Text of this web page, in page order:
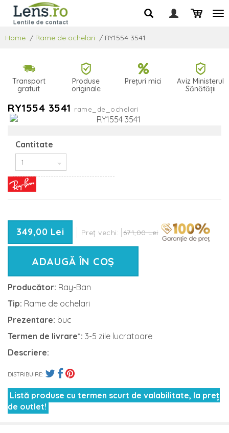
Home / Rame de ochelari / RY1554 3541
Transport
gratuit
Produse
originale
Prețuri mici
Aviz Ministerul
Sănătății
RY1554 3541 rame_de_ochelari
Cantitate
349,00 Lei Preț vechi: 671,00 Lei
ADAUGĂ ÎN COȘ
Producător: Ray-Ban
Tip: Rame de ochelari
Prezentare: buc
Termen de livrare*: 3-5 zile lucratoare
Descriere:
DISTRIBUIRE:
Listă produse cu termen scurt de valabilitate, la preț
de outlet!